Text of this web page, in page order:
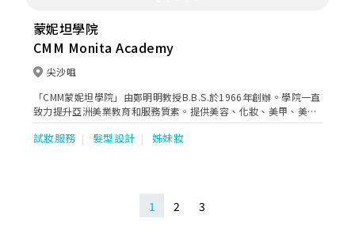
蒙妮坦學院
CMM Monita Academy
尖沙咀
「CMM蒙妮坦學院」由鄭明明教授B.B.S.於1966年創辦。學院一直
致力提升亞洲美業教育和服務質素。提供美容、化妝、美甲、美
髮、婚禮統籌等專業課程，課程實踐與理論並重，學院更會鼓勵並
協助學員考取國際級專業資格。學院的宗旨為行業培養高水平、獲
試妝服務 髮型設計 姊妹妝
1 2 3